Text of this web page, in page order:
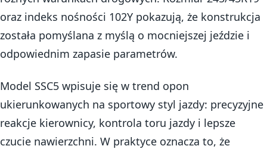
oraz indeks nośności 102Y pokazują, że konstrukcja
została pomyślana z myślą o mocniejszej jeździe i
odpowiednim zapasie parametrów.
Model SSC5 wpisuje się w trend opon
ukierunkowanych na sportowy styl jazdy: precyzyjne
reakcje kierownicy, kontrola toru jazdy i lepsze
czucie nawierzchni. W praktyce oznacza to, że